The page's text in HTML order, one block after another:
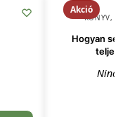
Akció
KÖNYV,
Hogyan